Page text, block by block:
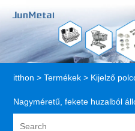
itthon > Termékek > Kijelző
Nagyméretű, fekete huzalból